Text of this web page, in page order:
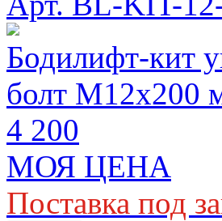
Бодилифт-кит
болт M12х200
4 200
МОЯ ЦЕНА
Поставка под